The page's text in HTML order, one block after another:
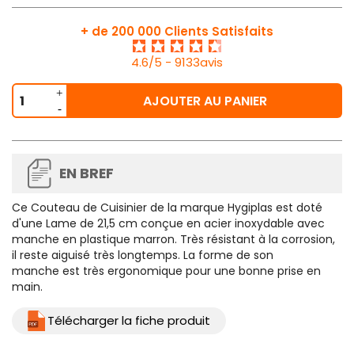
+ de 200 000 Clients Satisfaits
4.6/5 - 9133avis
AJOUTER AU PANIER
EN BREF
Ce Couteau de Cuisinier de la marque Hygiplas est doté
d'une Lame de 21,5 cm conçue en acier inoxydable avec
manche en plastique marron. Très résistant à la corrosion,
il reste aiguisé très longtemps. La forme de son
manche est très ergonomique pour une bonne prise en
main.
Télécharger la fiche produit